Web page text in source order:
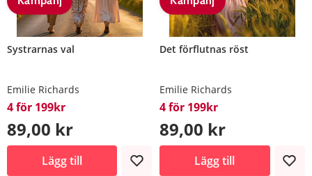
Systrarnas val
Emilie Richards
4 för 199kr
89,00 kr
Lägg till
Det förflutnas röst
Emilie Richards
4 för 199kr
89,00 kr
Lägg till